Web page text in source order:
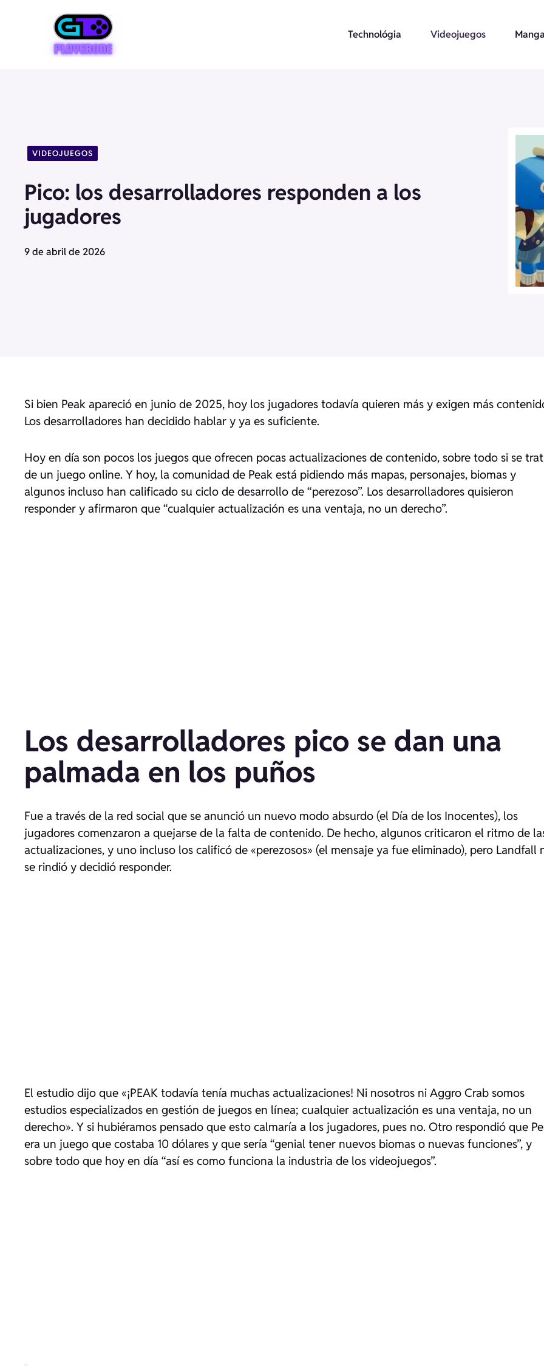
Technológia Videojuegos
VIDEOJUEGOS
Pico: los desarrolladores responden a los
jugadores
9 de abril de 2026
Si bien Peak apareció en junio de 2025, hoy los jugadores todavía quieren más y exigen más
Los desarrolladores han decidido hablar y ya es suficiente.
Hoy en día son pocos los juegos que ofrecen pocas actualizaciones de contenido, sobre todo si se
de un juego online. Y hoy, la comunidad de Peak está pidiendo más mapas, personajes, biomas y
algunos incluso han calificado su ciclo de desarrollo de “perezoso”. Los desarrolladores quisieron
responder y afirmaron que “cualquier actualización es una ventaja, no un derecho”.
Los desarrolladores pico se dan una
palmada en los puños
Fue a través de la red social que se anunció un nuevo modo absurdo (el Día de los Inocentes), los
jugadores comenzaron a quejarse de la falta de contenido. De hecho, algunos criticaron el ritmo de
actualizaciones, y uno incluso los calificó de «perezosos» (el mensaje ya fue eliminado), pero Landfall
se rindió y decidió responder.
El estudio dijo que «¡PEAK todavía tenía muchas actualizaciones! Ni nosotros ni Aggro Crab somos
estudios especializados en gestión de juegos en línea; cualquier actualización es una ventaja, no un
derecho». Y si hubiéramos pensado que esto calmaría a los jugadores, pues no. Otro respondió que
era un juego que costaba 10 dólares y que sería “genial tener nuevos biomas o nuevas funciones”, y
sobre todo que hoy en día “así es como funciona la industria de los videojuegos”.